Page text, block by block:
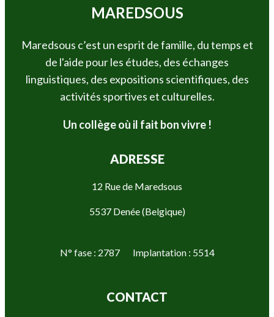
MAREDSOUS
Maredsous c’est un esprit de famille, du temps et
de l'aide pour les études, des échanges
linguistiques, des expositions scientifiques, des
activités sportives et culturelles.
Un collège où il fait bon vivre !
ADRESSE
12 Rue de Maredsous
5537 Denée (Belgique)
N° fase : 2787 Implantation : 5514
CONTACT